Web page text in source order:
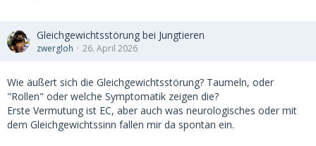
Gleichgewichtsstörung bei Jungtieren
zwergloh 26. April 2026
Wie äußert sich die Gleichgewichtsstörung? Taumeln, oder
"Rollen" oder welche Symptomatik zeigen die?
Erste Vermutung ist EC, aber auch was neurologisches oder mit
dem Gleichgewichtssinn fallen mir da spontan ein.